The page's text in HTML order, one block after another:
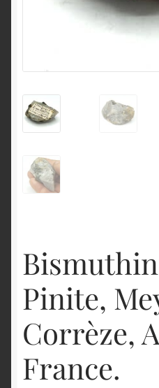
Pinite,
Corrèze,
France.